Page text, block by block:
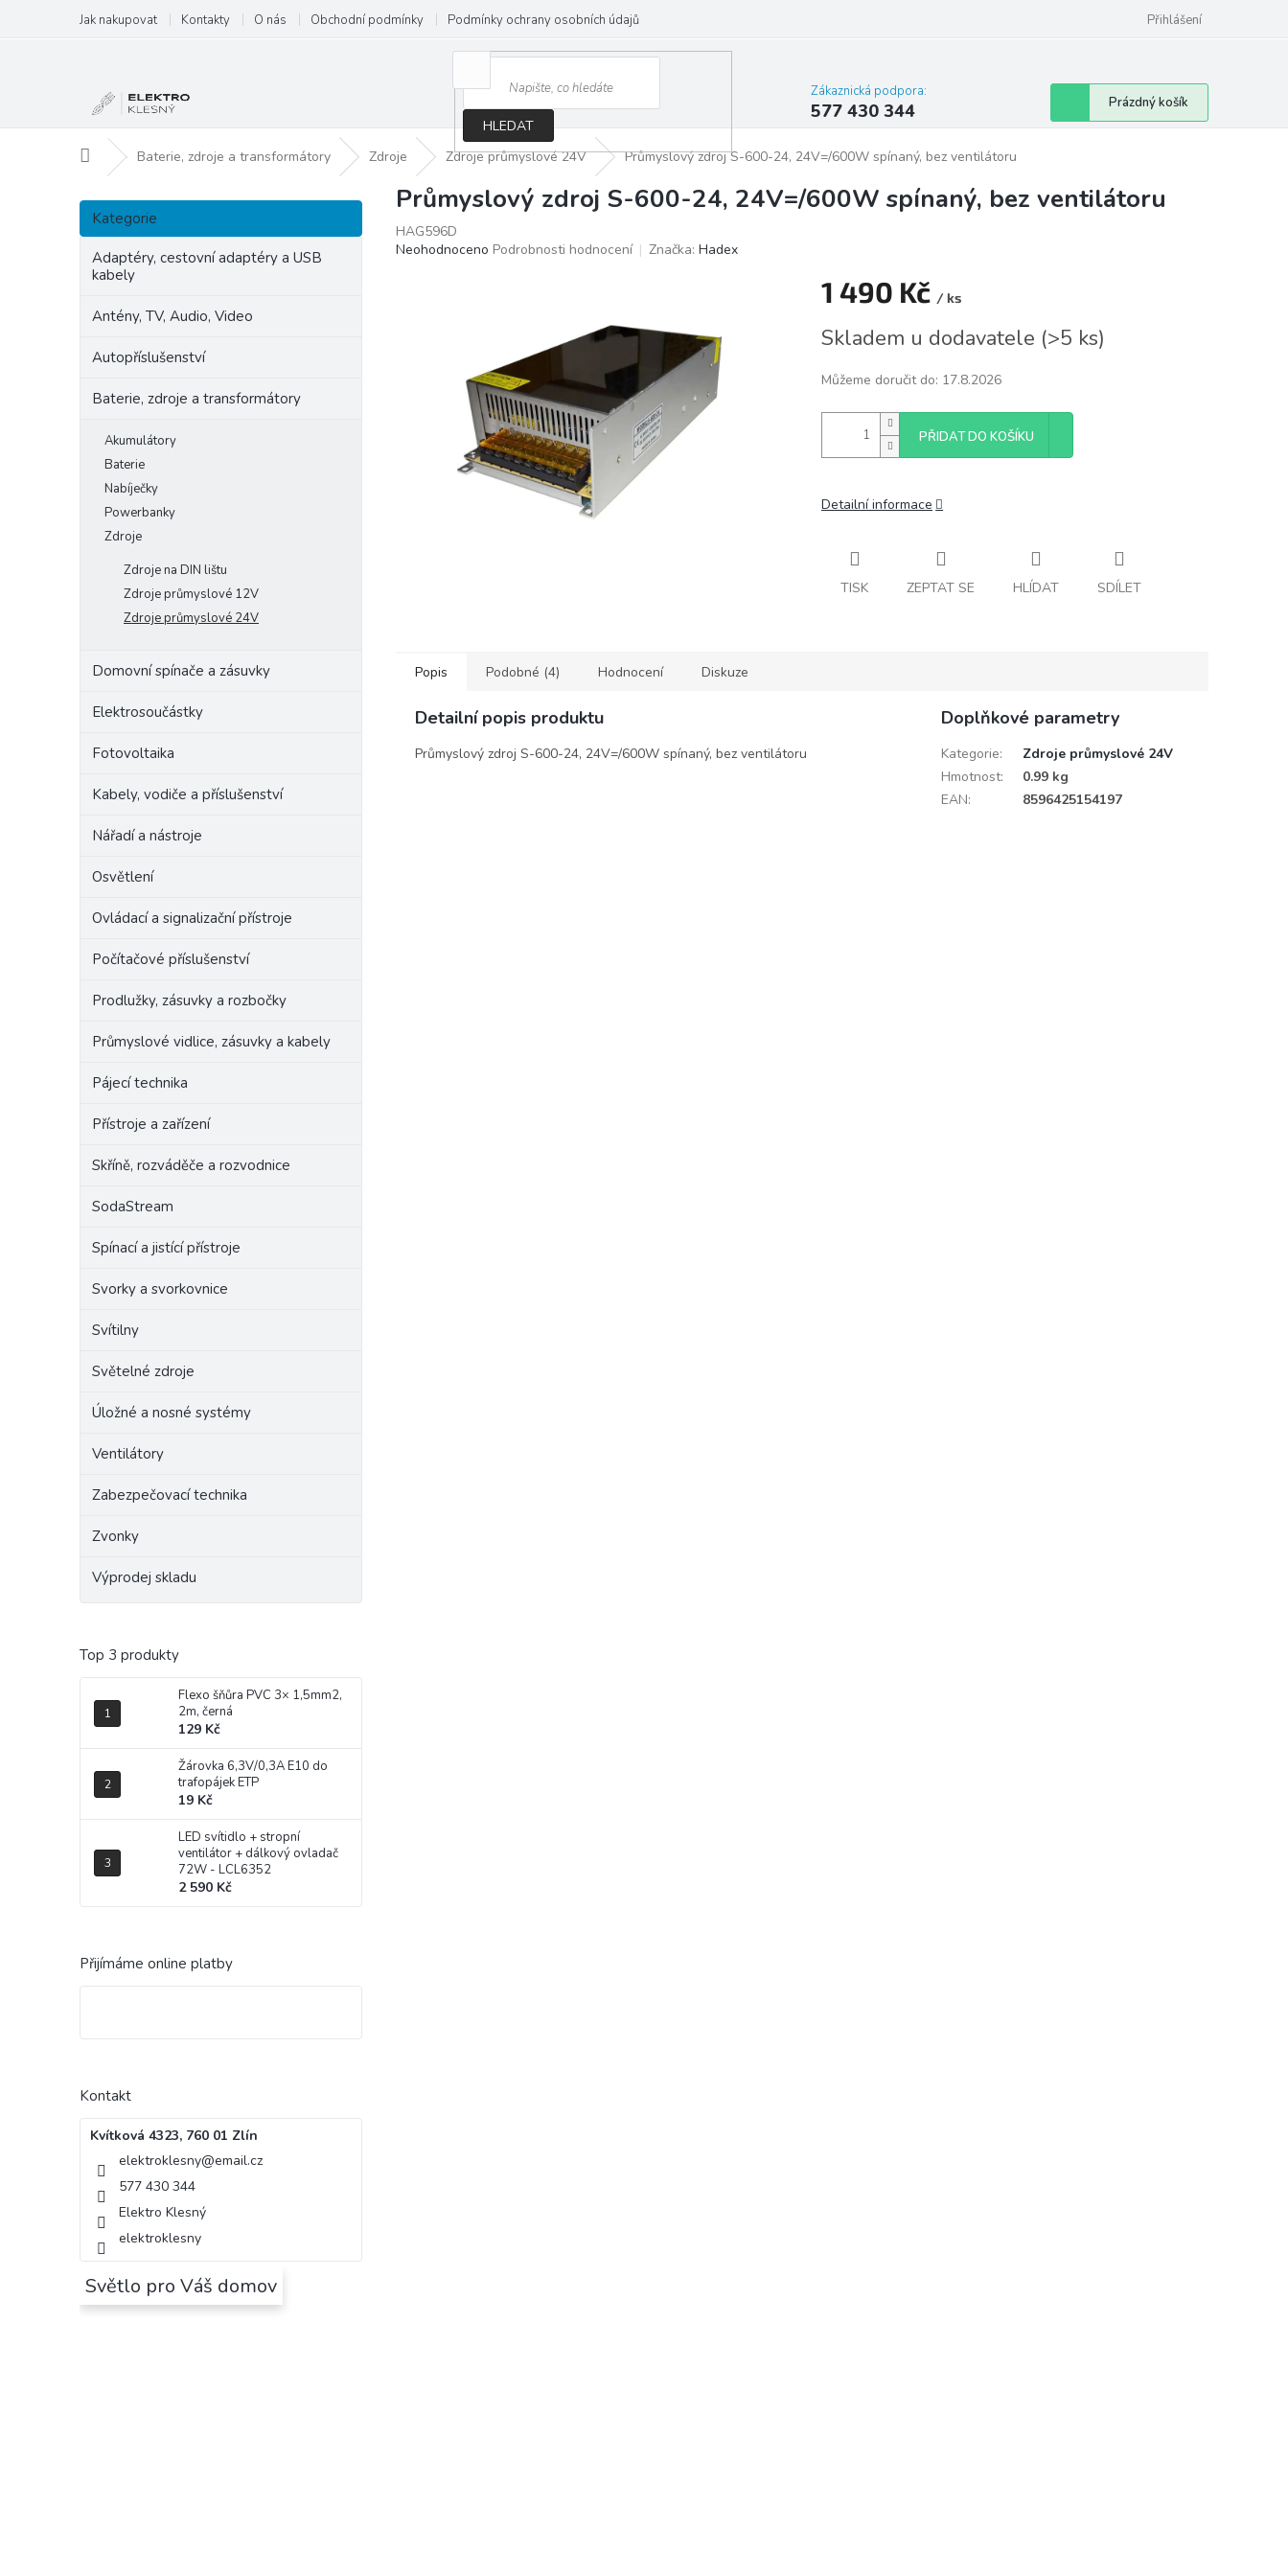
obsah
Jak nakupovat Kontakty O nás Obchodní podmínky Podmínky ochrany osobních údajů Přihlášení
HLEDAT
Zákaznická podpora:
577 430 344
Nákupní
košík
Prázdný košík
Domů Baterie, zdroje a transformátory Zdroje Zdroje průmyslové 24V Průmyslový zdroj S-600-24, 24V=/600W spínaný, bez ventilátoru
P
s
Přeskočit
kategorie
Kategorie
Adaptéry, cestovní adaptéry a USB
kabely
Antény, TV, Audio, Video
Autopříslušenství
Baterie, zdroje a transformátory
Akumulátory
Baterie
Nabíječky
Powerbanky
Zdroje
Zdroje na DIN lištu
Zdroje průmyslové 12V
Zdroje průmyslové 24V
Domovní spínače a zásuvky
Elektrosoučástky
Fotovoltaika
Kabely, vodiče a příslušenství
Nářadí a nástroje
Osvětlení
Ovládací a signalizační přístroje
Počítačové příslušenství
Prodlužky, zásuvky a rozbočky
Průmyslové vidlice, zásuvky a kabely
Pájecí technika
Přístroje a zařízení
Skříně, rozváděče a rozvodnice
SodaStream
Spínací a jistící přístroje
Svorky a svorkovnice
Svítilny
Světelné zdroje
Úložné a nosné systémy
Ventilátory
Zabezpečovací technika
Zvonky
Výprodej skladu
Top 3 produkty
Flexo šňůra PVC 3× 1,5mm2,
2m, černá
129 Kč
Žárovka 6,3V/0,3A E10 do
trafopájek ETP
19 Kč
LED svítidlo + stropní
ventilátor + dálkový ovladač
72W - LCL6352
2 590 Kč
Přijímáme online platby
Kontakt
Kvítková 4323, 760 01 Zlín
elektroklesny@email.cz
577 430 344
Elektro Klesný
elektroklesny
Světlo pro Váš domov
Průmyslový zdroj S-600-24, 24V=/600W spínaný, bez ventilátoru
HAG596D
Průměrné
Neohodnoceno Podrobnosti hodnocení Značka: Hadex
1 490 Kč / ks
cena:
Skladem u dodavatele (>5 ks)
Můžeme doručit do: 17.8.2026
PŘIDAT DO KOŠÍKU
Detailní informace
TISK ZEPTAT SE HLÍDAT SDÍLET
Popis Podobné (4) Hodnocení Diskuze
Detailní popis produktu
Průmyslový zdroj S-600-24, 24V=/600W spínaný, bez ventilátoru
Doplňkové parametry
Kategorie:
Zdroje průmyslové 24V
Hmotnost:
0.99 kg
EAN: 8596425154197